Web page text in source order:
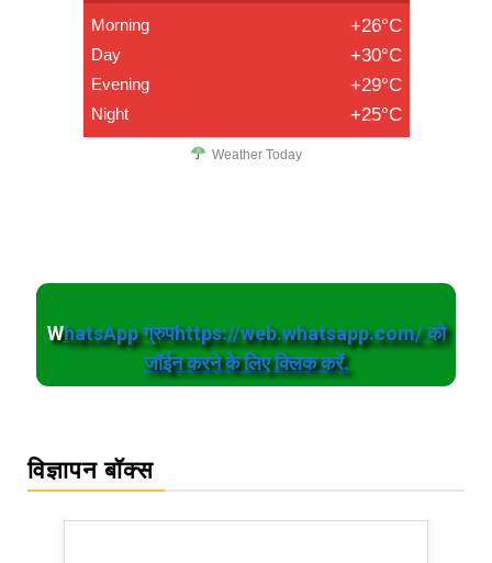
Morning +26°C
Day +30°C
Evening +29°C
Night +25°C
Weather Today
WhatsApp ग्रुपhttps://web.whatsapp.com/ को
जॉईन करने के लिए क्लिक करें.
विज्ञापन बॉक्स